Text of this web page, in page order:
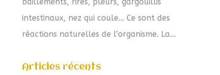
intestinaux, nez qui coule… Ce sont des
réactions naturelles de l’organisme. La...
Articles récents